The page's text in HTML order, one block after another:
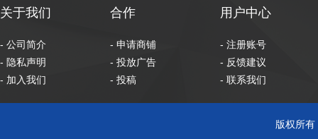
关于我们
- 公司简介
- 隐私声明
- 加入我们
合作
- 申请商铺
- 投放广告
- 投稿
用户中心
- 注册账号
- 反馈建议
- 联系我们
版权所